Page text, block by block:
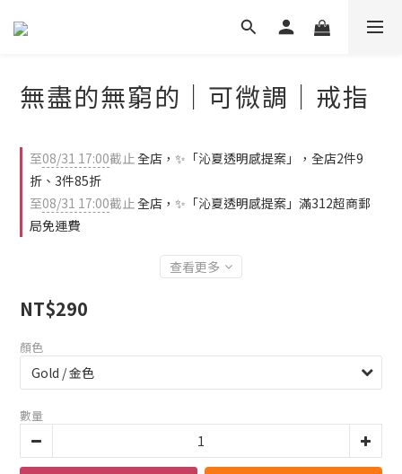
無盡的無窮的｜可微調｜戒指
至08/31 17:00截止全店，✨「沁夏透明感提案」，全店2件9
折、3件85折
至08/31 17:00截止全店，✨「沁夏透明感提案」滿312超商郵
局免運費
查看更多
NT$290
顏色
數量